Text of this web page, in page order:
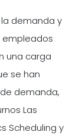
demanda y
empleados
una carga
se han
demanda,
Las
Scheduling y